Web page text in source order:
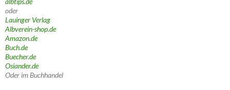
oder
Lauinger Verlag
Albverein-shop.de
Amazon.de
Buch.de
Buecher.de
Osiander.de
Oder im Buchhandel